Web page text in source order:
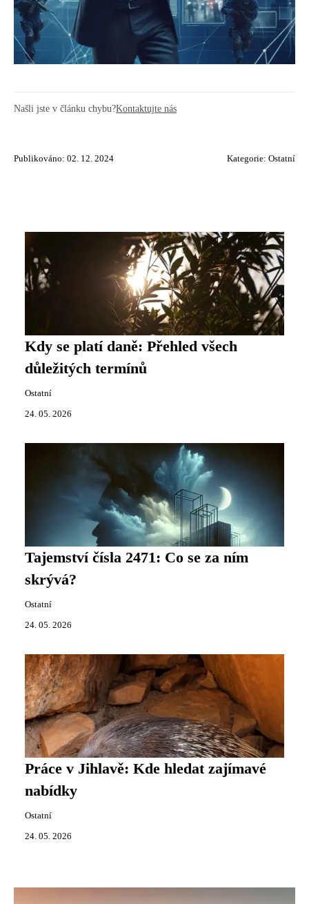
Našli jste v článku chybu?Kontaktujte nás
Publikováno: 02. 12. 2024 Kategorie: Ostatní
Kdy se platí daně: Přehled všech
důležitých termínů
Ostatní
24. 05. 2026
Tajemství čísla 2471: Co se za ním
skrývá?
Ostatní
24. 05. 2026
Práce v Jihlavě: Kde hledat zajímavé
nabídky
Ostatní
24. 05. 2026